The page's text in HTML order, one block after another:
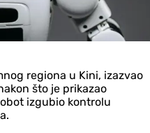
regiona u Kini, izazvao
što je prikazao
izgubio kontrolu